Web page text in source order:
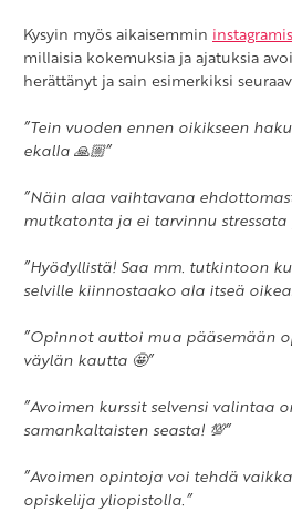
Kysyin myös aikaisemmin
millaisia kokemuksia ja ajatuksia
herättänyt ja sain esimerkiksi
”Tein vuoden ennen oikikseen
ekalla 🙏🏼”
”Näin alaa vaihtavana
mutkatonta ja ei tarvinnu stressata
”Hyödyllistä! Saa mm. tutkintoon
selville kiinnostaako ala itseä
”Opinnot auttoi mua pääsemään
väylän kautta 🤩”
”Avoimen kurssit selvensi valintaa
samankaltaisten seasta! 💯”
”Avoimen opintoja voi tehdä
opiskelija yliopistolla.”